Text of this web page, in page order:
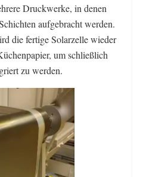
Druckwerke, in denen
aufgebracht werden.
die fertige Solarzelle wieder
um schließlich
zu werden.